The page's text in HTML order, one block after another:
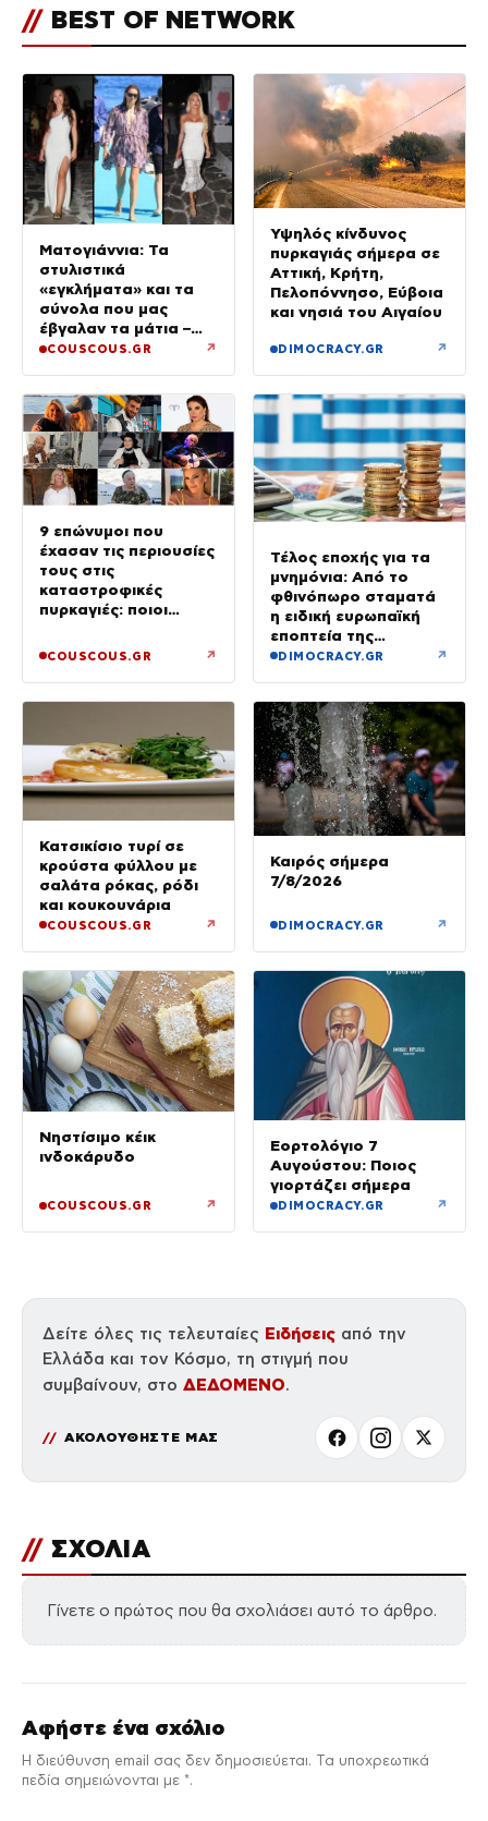
// BEST OF NETWORK
Ματογιάννια: Τα
στυλιστικά
«εγκλήματα» και τα
σύνολα που μας
έβγαλαν τα μάτια –
Μόνο τρεις πήραν 10
COUSCOUS.GR ↗
Υψηλός κίνδυνος
πυρκαγιάς σήμερα σε
Αττική, Κρήτη,
Πελοπόννησο, Εύβοια
και νησιά του Αιγαίου
DIMOCRACY.GR ↗
9 επώνυμοι που
έχασαν τις περιουσίες
τους στις
καταστροφικές
πυρκαγιές: ποιοι
COUSCOUS.GR ↗
Τέλος εποχής για τα
μνημόνια: Από το
φθινόπωρο σταματά
η ειδική ευρωπαϊκή
εποπτεία της
ελληνικής οικονομίας
DIMOCRACY.GR ↗
Κατσικίσιο τυρί σε
κρούστα φύλλου με
σαλάτα ρόκας, ρόδι
και κουκουνάρια
COUSCOUS.GR ↗
Καιρός σήμερα
7/8/2026
DIMOCRACY.GR ↗
Νηστίσιμο κέικ
ινδοκάρυδο
COUSCOUS.GR ↗
Εορτολόγιο 7
Αυγούστου: Ποιος
γιορτάζει σήμερα
DIMOCRACY.GR ↗
Δείτε όλες τις τελευταίες Ειδήσεις από την
Ελλάδα και τον Κόσμο, τη στιγμή που
συμβαίνουν, στο ΔΕΔΟΜΕΝΟ.
ΑΚΟΛΟΥΘΗΣΤΕ ΜΑΣ
// ΣΧΟΛΙΑ
Γίνετε ο πρώτος που θα σχολιάσει αυτό το άρθρο.
Αφήστε ένα σχόλιο
Η διεύθυνση email σας δεν δημοσιεύεται. Τα υποχρεωτικά
πεδία σημειώνονται με *.